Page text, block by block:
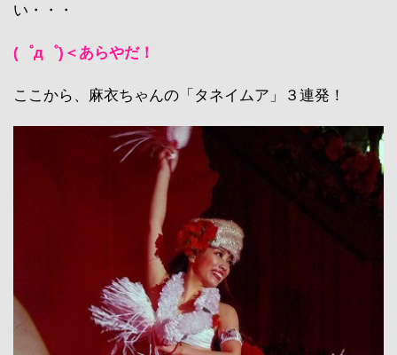
い・・・
(゜д゜)＜あらやだ！
ここから、麻衣ちゃんの「タネイムア」３連発！